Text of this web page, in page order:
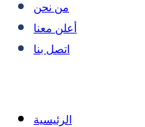
من نحن
أعلن معنا
اتصل بنا
الرئيسية